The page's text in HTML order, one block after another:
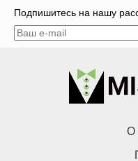
Подпишитесь на нашу
О